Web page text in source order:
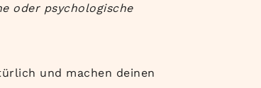
oder psychologische
und machen deinen